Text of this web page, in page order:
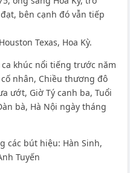
bên cạnh đó vẫn tiếp
Texas, Hoa Kỳ.
khúc nổi tiếng trước năm
nhân, Chiều thương đô
ướt, Giờ Tý canh ba, Tuổi
bà, Hà Nội ngày tháng
các bút hiệu: Hàn Sinh,
Tuyến